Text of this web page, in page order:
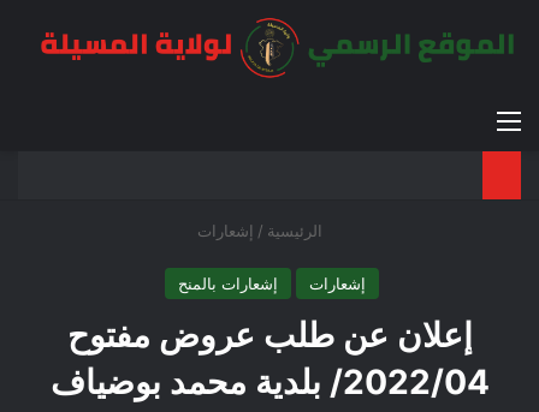
القائمة
الرئيسية / إشعارات
إشعارات إشعارات بالمنح
إعلان عن طلب عروض مفتوح
2022/04/ بلدية محمد بوضياف